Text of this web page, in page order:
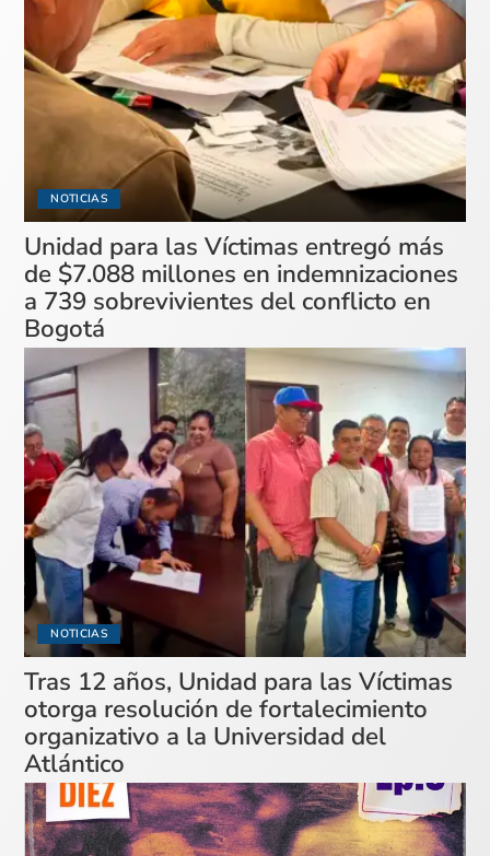
NOTICIAS
Unidad para las Víctimas entregó más
de $7.088 millones en indemnizaciones
a 739 sobrevivientes del conflicto en
Bogotá
NOTICIAS
Tras 12 años, Unidad para las Víctimas
otorga resolución de fortalecimiento
organizativo a la Universidad del
Atlántico